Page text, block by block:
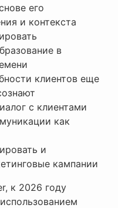
его
и контекста
в
клиентов еще
с клиентами
как
и
кампании
к 2026 году